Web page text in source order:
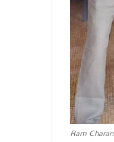
Ram Charan